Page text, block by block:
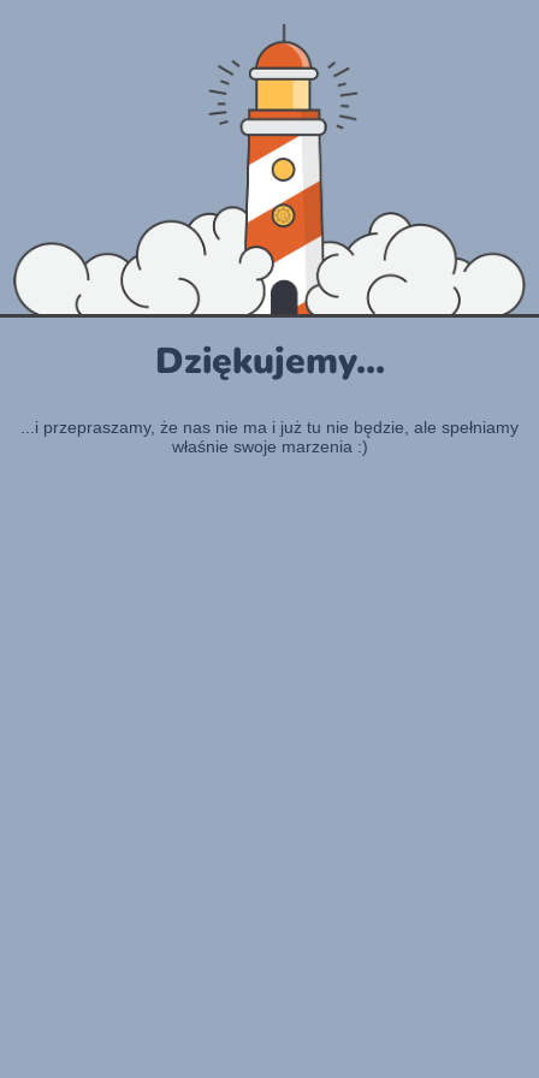
Dziękujemy...
...i przepraszamy, że nas nie ma i już tu nie będzie, ale spełniamy
właśnie swoje marzenia :)